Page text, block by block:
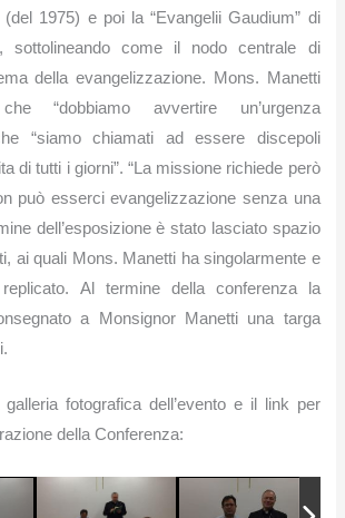
1975) e poi la “Evangelii Gaudium” di
sottolineando come il nodo centrale di
della evangelizzazione.
Mons. Manetti
“dobbiamo avvertire un’urgenza
“siamo chiamati ad essere discepoli
di tutti i giorni”. “La missione richiede però
può esserci evangelizzazione senza una
dell’esposizione è stato lasciato spazio
ai quali Mons. Manetti ha singolarmente e
replicato.Al termine della conferenza la
a Monsignor Manetti una targa
fotografica dell’evento e il link per
della Conferenza: